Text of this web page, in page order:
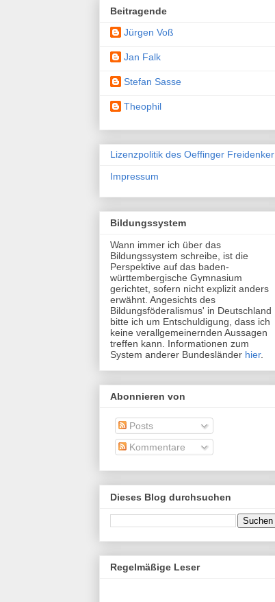
Beitragende
Jürgen Voß
Jan Falk
Stefan Sasse
Theophil
Lizenzpolitik des Oeffinger Freidenker
Impressum
Bildungssystem
Wann immer ich über das
Bildungssystem schreibe, ist die
Perspektive auf das baden-
württembergische Gymnasium
gerichtet, sofern nicht explizit anders
erwähnt. Angesichts des
Bildungsföderalismus' in Deutschland
bitte ich um Entschuldigung, dass ich
keine verallgemeinernden Aussagen
treffen kann. Informationen zum
System anderer Bundesländer hier.
Abonnieren von
Posts
Kommentare
Dieses Blog durchsuchen
Regelmäßige Leser